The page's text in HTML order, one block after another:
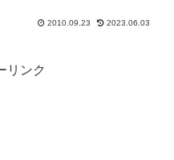
2010.09.23 2023.06.03
リンク